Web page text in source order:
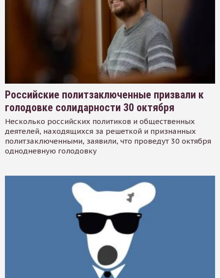
Российские политзаключенные призвали к
голодовке солидарности 30 октября
Несколько российских политиков и общественных
деятелей, находящихся за решеткой и признанных
политзаключенными, заявили, что проведут 30 октября
однодневную голодовку